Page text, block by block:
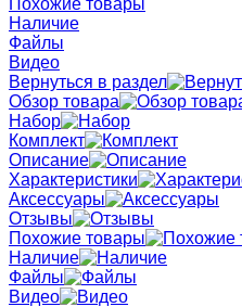
Наличие
Файлы
Видео
Вернуться в раздел
Обзор товара
Набор
Комплект
Описание
Характеристики
Аксессуары
Отзывы
Похожие товары
Наличие
Файлы
Видео